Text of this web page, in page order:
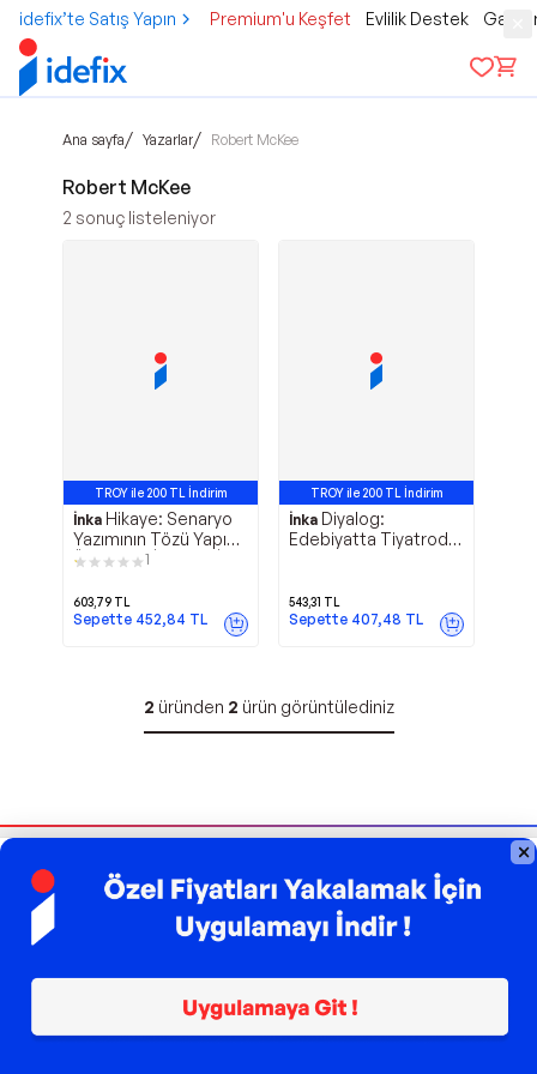
idefix’te Satış Yapın Premium'u Keşfet Evlilik Destek
Ana sayfa/ Yazarlar/ Robert McKee
Robert McKee
2 sonuç listeleniyor
TROY ile 200 TL İndirim
İnka Hikaye: Senaryo
Yazımının Tözü Yapısı
Üslubu ve İlkeleri - İnka
1
603,79 TL
Sepette 452,84 TL
TROY ile 200 TL İndirim
İnka Diyalog:
Edebiyatta Tiyatroda
543,31 TL
Sepette 407,48 TL
2 üründen 2 ürün görüntülediniz
Bizi Takip Edin